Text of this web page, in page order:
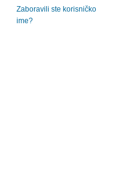
Zaboravili ste korisničko
ime?